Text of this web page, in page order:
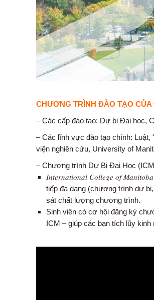
CHƯƠNG TRÌNH ĐÀO TẠO
– Các cấp đào tạo: Dự bị Đại học,
– Các lĩnh vực đào tạo chính:
viện nghiên cứu, University of
– Chương trình Dự Bị Đại Học
𝐼𝑛𝑡𝑒𝑟𝑛𝑎𝑡𝑖𝑜𝑛𝑎𝑙 𝐶𝑜𝑙𝑙𝑒𝑔𝑒 𝑜𝑓
tiếp đa dạng (chương trình dự
sát chất lượng chương trình.
Sinh viên có cơ hội đăng ký
ICM – giúp các bạn tích lũy